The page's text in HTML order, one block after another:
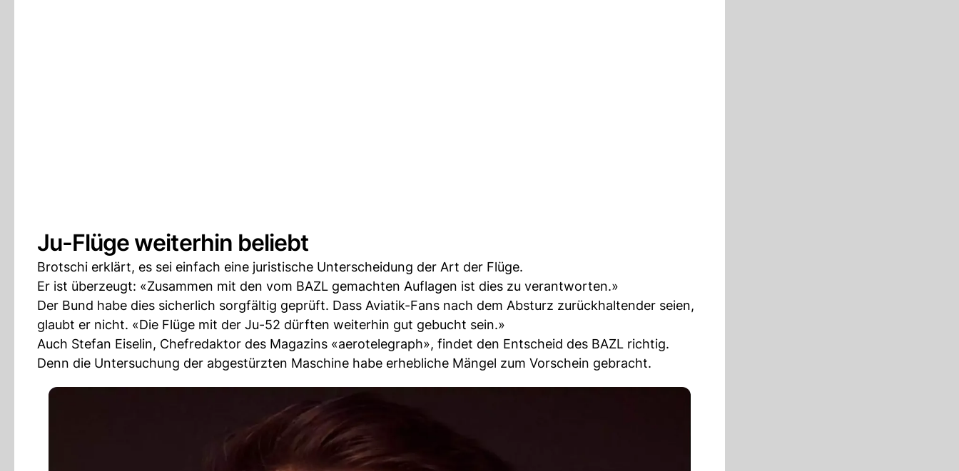
Ju-Flüge weiterhin beliebt
Brotschi erklärt, es sei einfach eine juristische Unterscheidung der Art der Flüge.
Er ist überzeugt: «Zusammen mit den vom BAZL gemachten Auflagen ist dies zu verantworten.»
Der Bund habe dies sicherlich sorgfältig geprüft. Dass Aviatik-Fans nach dem Absturz zurückhaltender seien,
glaubt er nicht. «Die Flüge mit der Ju-52 dürften weiterhin gut gebucht sein.»
Auch Stefan Eiselin, Chefredaktor des Magazins «aerotelegraph», findet den Entscheid des BAZL richtig.
Denn die Untersuchung der abgestürzten Maschine habe erhebliche Mängel zum Vorschein gebracht.